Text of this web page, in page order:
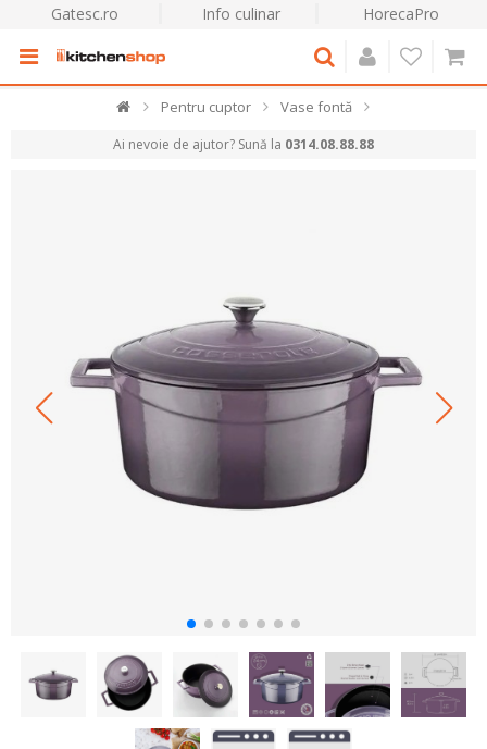
Gatesc.ro Info culinar HorecaPro
Pentru cuptor Vase fontă
Ai nevoie de ajutor? Sună la 0314.08.88.88